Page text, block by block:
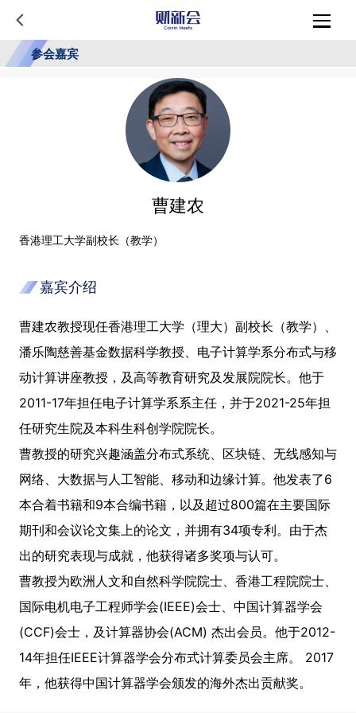
参会嘉宾
曹建农
香港理工大学副校长（教学）
嘉宾介绍
曹建农教授现任香港理工大学（理大）副校长（教学）、
潘乐陶慈善基金数据科学教授、电子计算学系分布式与移
动计算讲座教授，及高等教育研究及发展院院长。他于
2011-17年担任电子计算学系系主任，并于2021-25年担
任研究生院及本科生科创学院院长。
曹教授的研究兴趣涵盖分布式系统、区块链、无线感知与
网络、大数据与人工智能、移动和边缘计算。他发表了6
本合着书籍和9本合编书籍，以及超过800篇在主要国际
期刊和会议论文集上的论文，并拥有34项专利。由于杰
出的研究表现与成就，他获得诸多奖项与认可。
曹教授为欧洲人文和自然科学院院士、香港工程院院士、
国际电机电子工程师学会(IEEE)会士、中国计算器学会
(CCF)会士，及计算器协会(ACM) 杰出会员。他于2012-
14年担任IEEE计算器学会分布式计算委员会主席。 2017
年，他获得中国计算器学会颁发的海外杰出贡献奖。